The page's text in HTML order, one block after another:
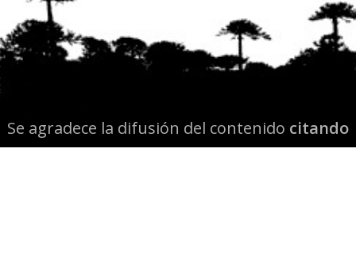
Se agradece la difusión del contenido citando
la fuente www.mapuexpress.org